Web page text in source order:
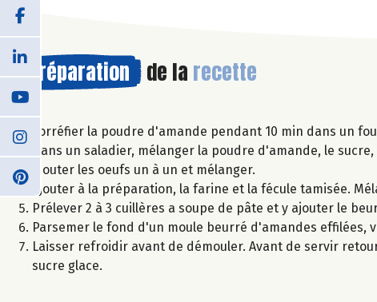
Préparation de la recette
Torréfier la poudre d'amande pendant 10 min dans un
Dans un saladier, mélanger la poudre d'amande, le
Ajouter les oeufs un à un et mélanger.
Ajouter à la préparation, la farine et la fécule tamisée.
Prélever 2 à 3 cuillères a soupe de pâte et y ajouter le
Parsemer le fond d'un moule beurré d'amandes effilées,
Laisser refroidir avant de démouler. Avant de servir
sucre glace.